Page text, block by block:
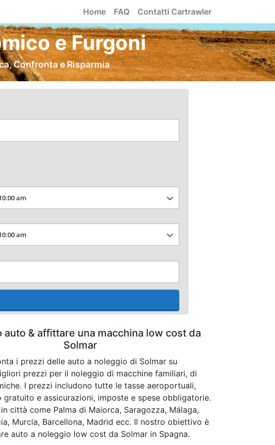
Home FAQ Contatti Cartrawler
e Furgoni
Confronta e Risparmia
auto & affittare una macchina low cost da
Solmar
i prezzi delle auto a noleggio di Solmar su
prezzi per il noleggio di macchine familiari, di
I prezzi includono tutte le tasse aeroportuali,
gratuito e assicurazioni, imposte e spese obbligatorie.
città come Palma di Maiorca, Saragozza, Málaga,
Murcia, Barcellona, Madrid ecc. Il nostro obiettivo è
auto a noleggio low cost da Solmar in Spagna.